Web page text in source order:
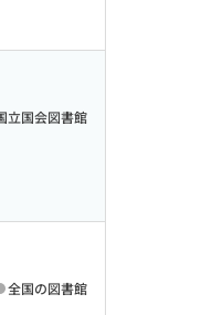
立国会図書館
全国の図書館